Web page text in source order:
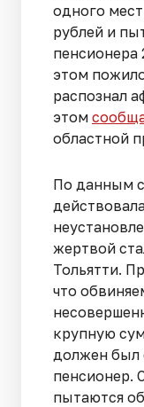
одного
рублей и
пенсионера
этом
распознал
этом
областной
По данным
жертвой
Тольятти.
что
крупную
должен был
пенсионер.
пытаются